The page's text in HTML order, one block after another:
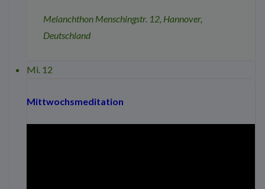
Melanchthon Menschingstr. 12, Hannover,
Deutschland
Mi. 12
Mittwochsmeditation